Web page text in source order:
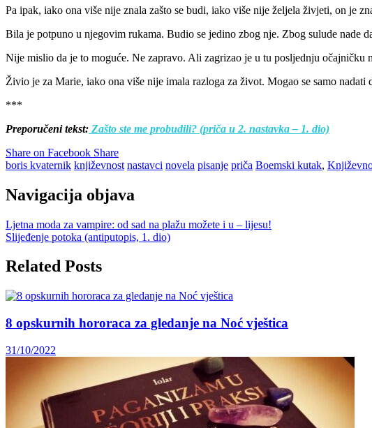
Pa ipak, iako ona više nije znala zašto se budi, iako više nije željela živjeti, on je
Bila je potpuno u njegovim rukama. Budio se jedino zbog nje. Zbog sulude nade
Nije mislio da je to moguće. Ne zapravo. Ali zagrizao je u tu posljednju
Živio je za Marie, iako ona više nije imala razloga za život. Mogao se samo nadati
***
Preporučeni tekst: Zašto ste me probudili? (priča u 2. nastavka – 1. dio)
Share on Facebook Share
boris kvaternik književnost nastavci novela pisanje priča Boemski kutak,
Navigacija objava
Ljetna moda za vampire: od sad na plažu možete i u – lijesu!
Slijeđenje potoka (antiputopis, 1. dio)
Related Posts
8 opskurnih hororaca za gledanje na Noć vještica
31/10/2022